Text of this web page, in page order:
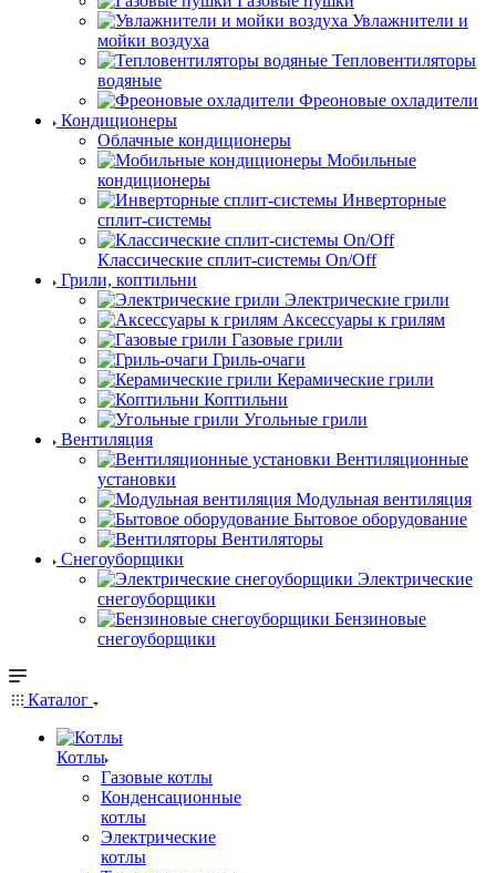
Увлажнители и
мойки воздуха
Тепловентиляторы
водяные
Фреоновые охладители
Кондиционеры
Облачные кондиционеры
Мобильные
кондиционеры
Инверторные
сплит-системы
Классические сплит-системы On/Off
Грили, коптильни
Электрические грили
Аксессуары к грилям
Газовые грили
Гриль-очаги
Керамические грили
Коптильни
Угольные грили
Вентиляция
Вентиляционные
установки
Модульная вентиляция
Бытовое оборудование
Вентиляторы
Снегоуборщики
Электрические
снегоуборщики
Бензиновые
снегоуборщики
Каталог
Котлы
Газовые котлы
Конденсационные
котлы
Электрические
котлы